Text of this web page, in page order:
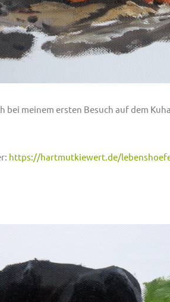
bei meinem ersten Besuch auf dem
https://hartmutkiewert.de/